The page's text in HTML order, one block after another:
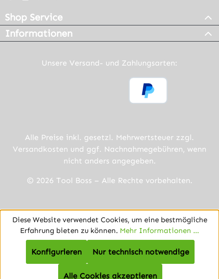
Shop Service
Informationen
Unsere Versand- und Zahlungsarten:
Alle Preise inkl. gesetzl. Mehrwertsteuer zzgl.
Versandkosten und ggf. Nachnahmegebühren, wenn
nicht anders angegeben.
© 2026 Tool Boss – Alle Rechte vorbehalten.
Diese Website verwendet Cookies, um eine bestmögliche
Erfahrung bieten zu können. Mehr Informationen ...
Nur technisch notwendige
Konfigurieren
Alle Cookies akzeptieren